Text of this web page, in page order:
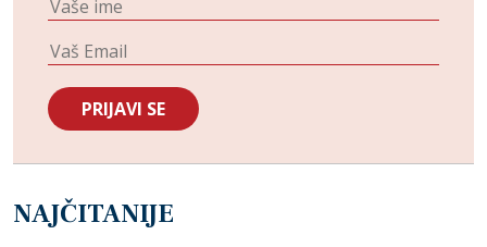
NAJČITANIJE